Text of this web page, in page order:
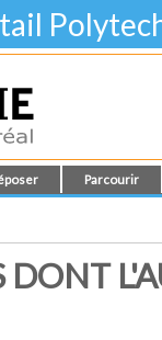
Parcourir